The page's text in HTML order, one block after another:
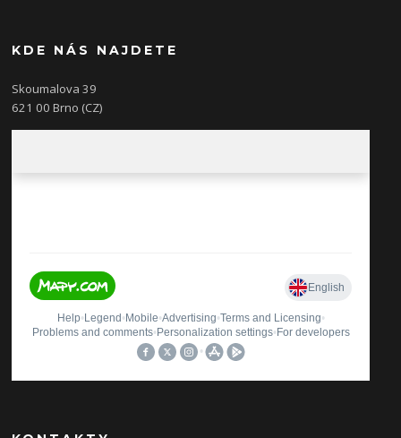
KDE NÁS NAJDETE
Skoumalova 39
621 00 Brno (CZ)